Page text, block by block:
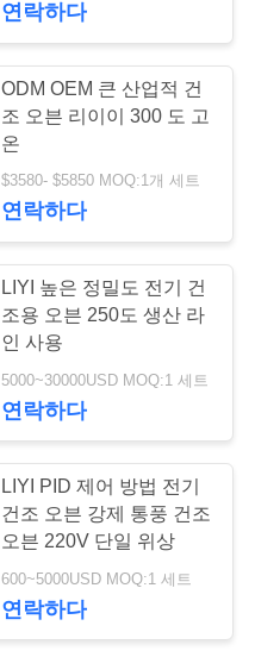
연락하다
ODM OEM 큰 산업적 건
조 오븐 리이이 300 도 고
온
$3580- $5850 MOQ:1개 세트
연락하다
LIYI 높은 정밀도 전기 건
조용 오븐 250도 생산 라
인 사용
5000~30000USD MOQ:1 세트
연락하다
LIYI PID 제어 방법 전기
건조 오븐 강제 통풍 건조
오븐 220V 단일 위상
600~5000USD MOQ:1 세트
연락하다